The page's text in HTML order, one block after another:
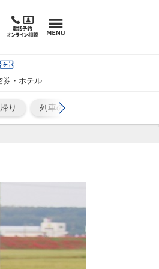
券・ホテル
り 列車の旅